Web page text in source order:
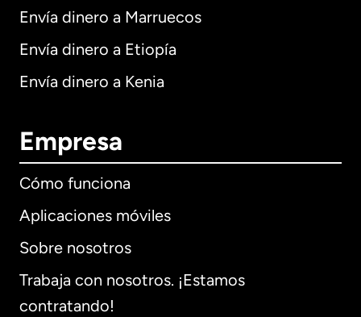
Envía dinero a Marruecos
Envía dinero a Etiopía
Envía dinero a Kenia
Empresa
Cómo funciona
Aplicaciones móviles
Sobre nosotros
Trabaja con nosotros. ¡Estamos
contratando!